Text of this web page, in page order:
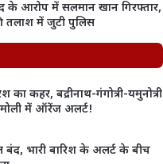
के आरोप में सलमान खान गिरफ्तार,
तलाश में जुटी पुलिस
का कहर, बद्रीनाथ-गंगोत्री-यमुनोत्री
में ऑरेंज अलर्ट!
भारी बारिश के अलर्ट के बीच